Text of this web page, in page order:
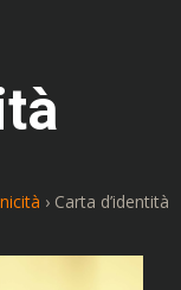
› Carta d’identità